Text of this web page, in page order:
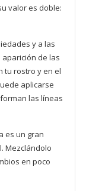
valor es doble:
y a las
de las
tu rostro y en el
aplicarse
las líneas
es un gran
Mezclándolo
en poco